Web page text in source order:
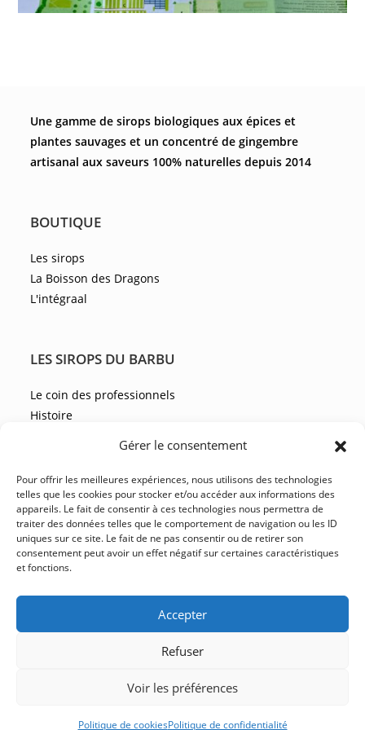
Gérer le consentement
Pour offrir les meilleures expériences, nous utilisons des technologies
telles que les cookies pour stocker et/ou accéder aux informations des
appareils. Le fait de consentir à ces technologies nous permettra de
traiter des données telles que le comportement de navigation ou les ID
uniques sur ce site. Le fait de ne pas consentir ou de retirer son
consentement peut avoir un effet négatif sur certaines caractéristiques
et fonctions.
Accepter
Refuser
Voir les préférences
Politique de cookiesPolitique de confidentialité
Une gamme de sirops biologiques aux épices et
plantes sauvages et un concentré de gingembre
artisanal aux saveurs 100% naturelles depuis 2014
BOUTIQUE
Les sirops
La Boisson des Dragons
L'intégraal
LES SIROPS DU BARBU
Le coin des professionnels
Histoire
NOUS CONTACTER
FAQ
CGV
Mentions légales
Politique de confidentialité
Conditions Générales de vente